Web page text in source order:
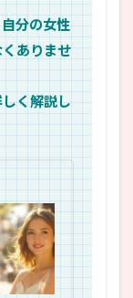
分の女性
ありませ
く解説し